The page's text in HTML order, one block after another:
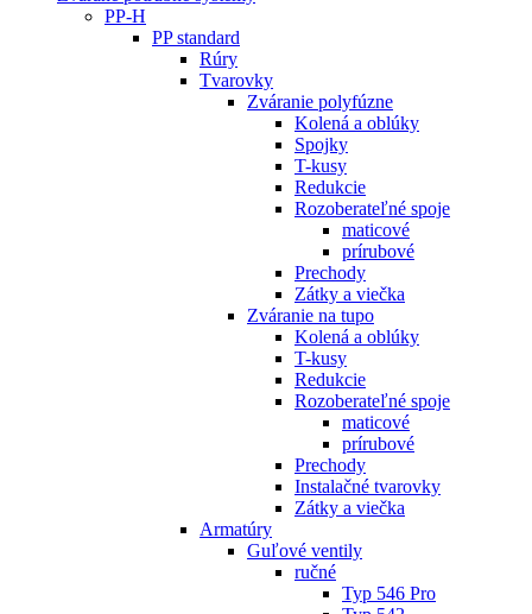
PP-H
PP standard
Rúry
Tvarovky
Zváranie polyfúzne
Kolená a oblúky
Spojky
T-kusy
Redukcie
Rozoberateľné spoje
maticové
prírubové
Prechody
Zátky a viečka
Zváranie na tupo
Kolená a oblúky
T-kusy
Redukcie
Rozoberateľné spoje
maticové
prírubové
Prechody
Instalačné tvarovky
Zátky a viečka
Armatúry
Guľové ventily
ručné
Typ 546 Pro